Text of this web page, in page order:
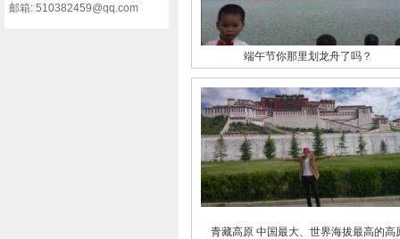
邮箱: 510382459@qq.com
端午节你那里划龙舟了吗？
青藏高原 中国最大、世界海拔最高的高